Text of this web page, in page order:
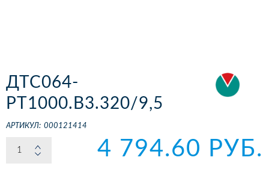
ДТС064-
РТ1000.В3.320/9,5
АРТИКУЛ: 000121414
4 794.60 РУБ.